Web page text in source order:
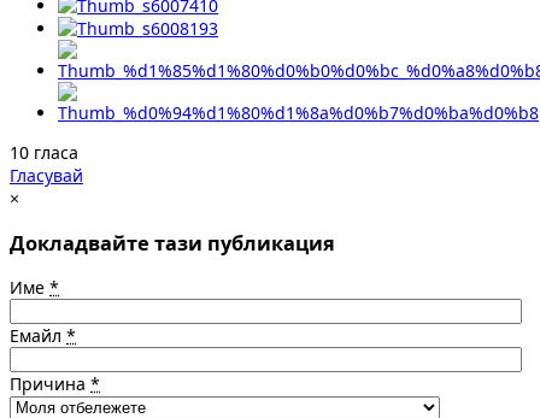
10 гласа
Гласувай
×
Докладвайте тази публикация
Име *
Емайл *
Причина *